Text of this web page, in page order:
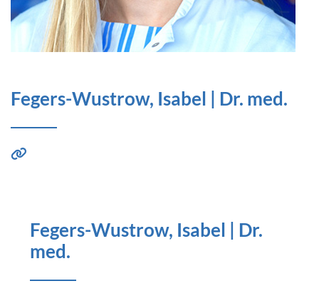
Fegers-Wustrow, Isabel | Dr. med.
Fegers-Wustrow, Isabel | Dr.
med.